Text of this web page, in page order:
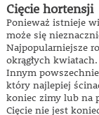
Cięcie hortensji
Ponieważ istnieje
może się
Najpopularniejsze
okrągłych
Innym
który najlepiej
koniec zimy lub na
Cięcie nie jest